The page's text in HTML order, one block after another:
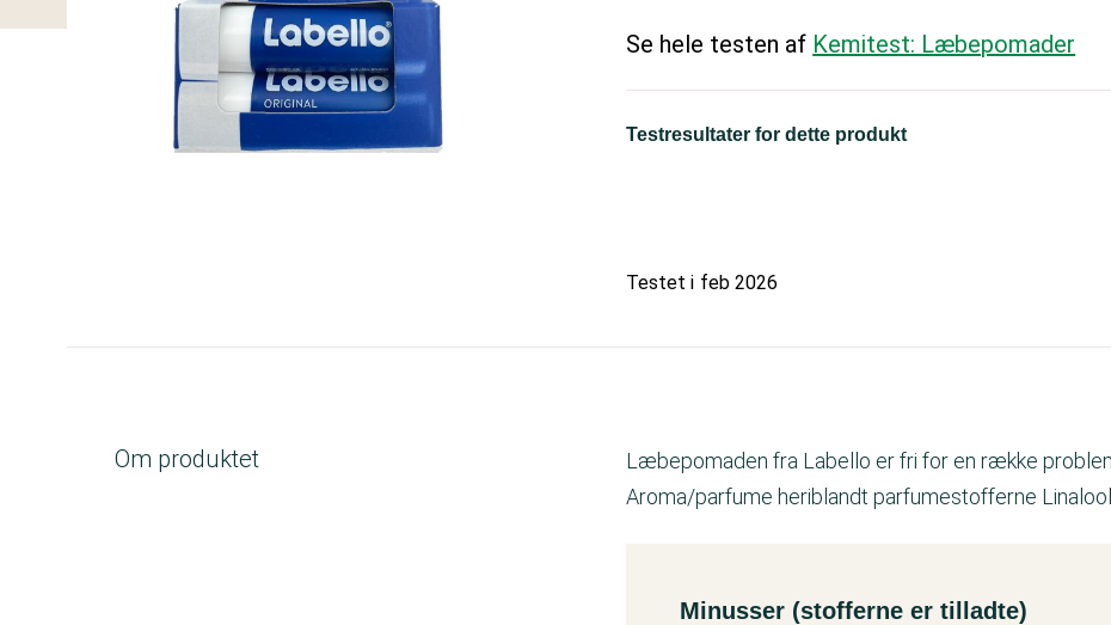
Se hele testen af Kemitest: Læbepomader
Testresultater for dette produkt
Testet i feb 2026
Om produktet
Læbepomaden fra Labello er fri for en række
Aroma/parfume heriblandt parfumestofferne
Kemitest
Minusser (stofferne er tilladte)